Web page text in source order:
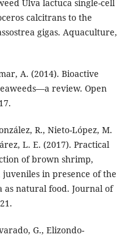
Ulva lactuca single-cell
calcitrans to the
gigas. Aquaculture,
A. (2014). Bioactive
review. Open
R., Nieto-López, M.
L. E. (2017). Practical
of brown shrimp,
in presence of the
as natural food. Journal of
G., Elizondo-